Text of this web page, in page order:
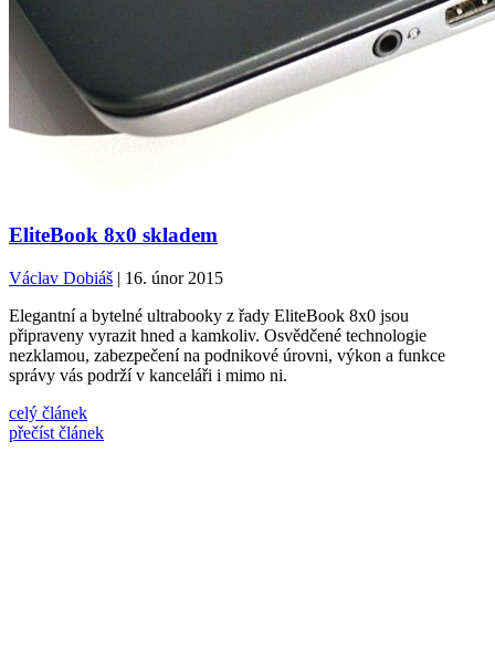
EliteBook 8x0 skladem
Václav Dobiáš | 16. únor 2015
Elegantní a bytelné ultrabooky z řady EliteBook 8x0 jsou
připraveny vyrazit hned a kamkoliv. Osvědčené technologie
nezklamou, zabezpečení na podnikové úrovni, výkon a funkce
správy vás podrží v kanceláři i mimo ni.
celý článek
přečíst článek